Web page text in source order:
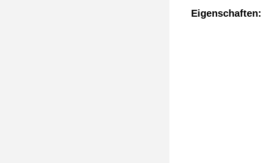
Eigenschaften: